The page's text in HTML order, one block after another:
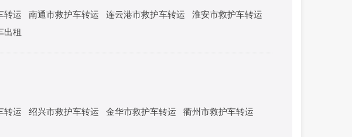
转运 南通市救护车转运 连云港市救护车转运
淮安市救护车转运
出租
转运 绍兴市救护车转运 金华市救护车转运
衢州市救护车转运